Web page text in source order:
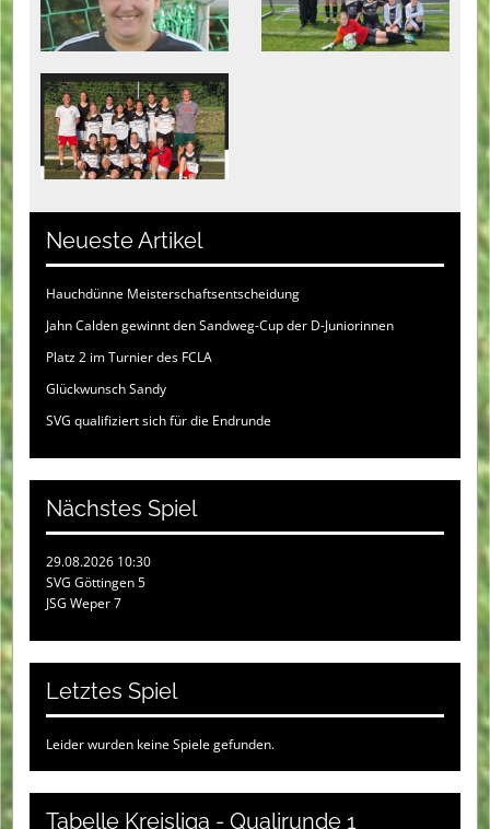
Neueste Artikel
Hauchdünne Meisterschaftsentscheidung
Jahn Calden gewinnt den Sandweg-Cup der D-Juniorinnen
Platz 2 im Turnier des FCLA
Glückwunsch Sandy
SVG qualifiziert sich für die Endrunde
Nächstes Spiel
29.08.2026 10:30
SVG Göttingen 5
JSG Weper 7
Letztes Spiel
Leider wurden keine Spiele gefunden.
Tabelle Kreisliga - Qualirunde 1